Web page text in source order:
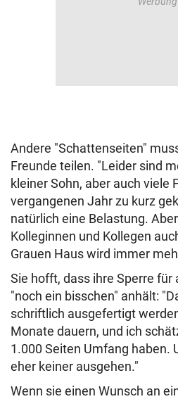
Andere "Schattenseiten"
Freunde teilen. "Leider sind
kleiner Sohn, aber auch viele
vergangenen Jahr zu kurz
natürlich eine Belastung.
Kolleginnen und Kollegen
Grauen Haus wird immer
Sie hofft, dass ihre Sperre für
"noch ein bisschen" anhält:
schriftlich ausgefertigt
Monate dauern, und ich
1.000 Seiten Umfang haben.
eher keiner ausgehen."
Wenn sie einen Wunsch an